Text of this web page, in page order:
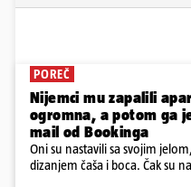
POREČ
Nijemci mu zapalili
ogromna, a potom ga
mail od Bookinga
Oni su nastavili sa svojim
dizanjem čaša i boca. Čak su